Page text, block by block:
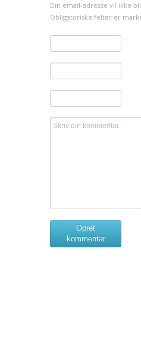
Din email-adresse vil ikke
Obligatoriske felter er
Opret
kommentar